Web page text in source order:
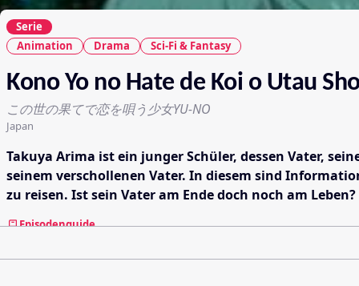
Serie
Animation
Drama Sci-Fi & Fantasy
Kono Yo no Hate de Koi o Utau
この世の果てで恋を唄う少女YU-NO
Japan
Takuya Arima ist ein junger Schüler, dessen Vater,
seinem verschollenen Vater. In diesem sind
zu reisen. Ist sein Vater am Ende doch noch am
Episodenguide